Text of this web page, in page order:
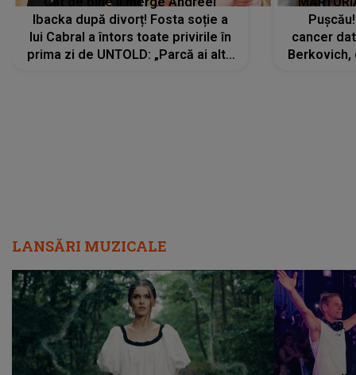
Ibacka după divorț! Fosta soție a
lui Cabral a întors toate privirile în
prima zi de UNTOLD: „Parcă ai altă
cancer
Berkovich,
LANSĂRI MUZICALE